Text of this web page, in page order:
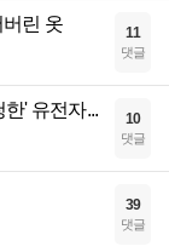
린 옷 11
댓글
' 유전자... 10
댓글
39
댓글